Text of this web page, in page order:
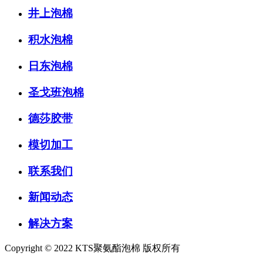
井上泡棉
积水泡棉
日东泡棉
圣戈班泡棉
德莎胶带
模切加工
联系我们
新闻动态
解决方案
Copyright © 2022 KTS聚氨酯泡棉 版权所有